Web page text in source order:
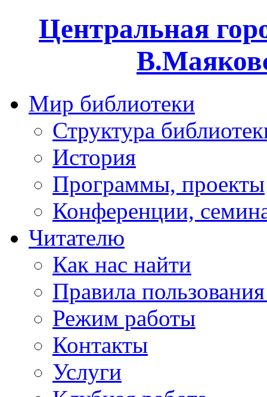
Центральная
Мир библиотеки
Структура
История
Программы, проекты
Конференции,
Читателю
Как нас найти
Правила
Режим работы
Контакты
Услуги